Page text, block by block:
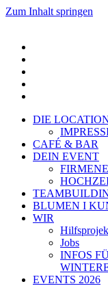
Zum Inhalt springen
DIE
CAFÉ & BAR
DEIN EVENT
BLUMEN I
WIR
Jobs
INFOS
EVENTS 2026